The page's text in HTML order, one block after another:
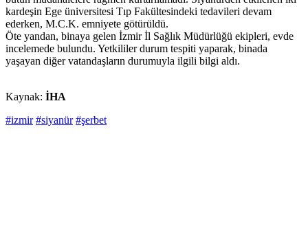
kardeşin Ege üniversitesi Tıp Fakültesindeki tedavileri devam
ederken, M.C.K. emniyete götürüldü.
Öte yandan, binaya gelen İzmir İl Sağlık Müdürlüğü ekipleri, evde
incelemede bulundu. Yetkililer durum tespiti yaparak, binada
yaşayan diğer vatandaşların durumuyla ilgili bilgi aldı.
Kaynak: İHA
#izmir #siyanür #şerbet